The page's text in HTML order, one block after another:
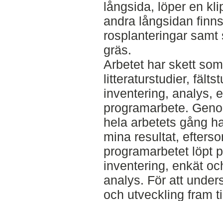
långsida, löper en
andra långsidan
rosplanteringar
gräs.
Arbetet har skett
litteraturstudier,
inventering, analys,
programarbete.
hela arbetets gång
mina resultat,
programarbetet löpt
inventering, enkät
analys. För att
och utveckling fram